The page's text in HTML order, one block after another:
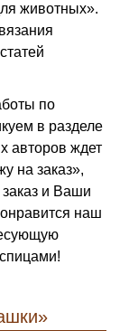
животных».
по
в разделе
авторов ждет
на заказ»,
и Ваши
наш